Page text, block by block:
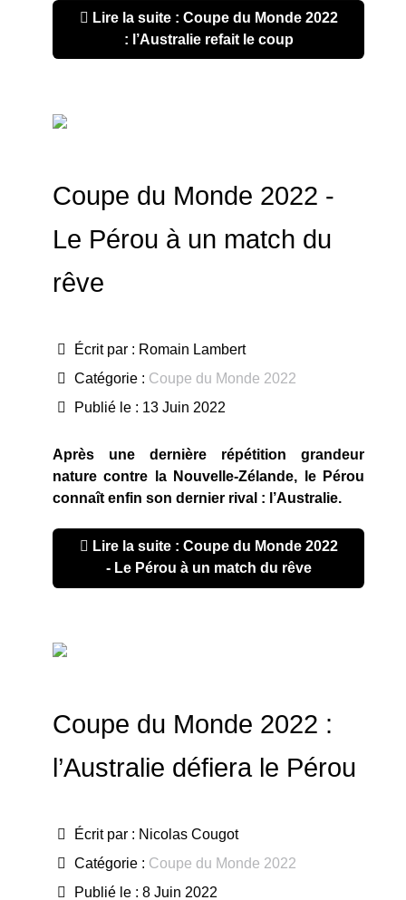
Lire la suite : Coupe du Monde 2022
: l’Australie refait le coup
Coupe du Monde 2022 -
Le Pérou à un match du
rêve
Écrit par : Romain Lambert
Catégorie : Coupe du Monde 2022
Publié le : 13 Juin 2022
Après une dernière répétition grandeur
nature contre la Nouvelle-Zélande, le Pérou
connaît enfin son dernier rival : l’Australie.
Lire la suite : Coupe du Monde 2022
- Le Pérou à un match du rêve
Coupe du Monde 2022 :
l’Australie défiera le Pérou
Écrit par : Nicolas Cougot
Catégorie : Coupe du Monde 2022
Publié le : 8 Juin 2022